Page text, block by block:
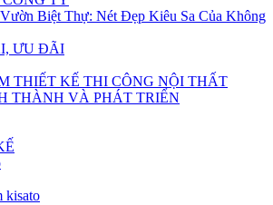
Biệt Thự: Nét Đẹp Kiêu Sa Của Không
ƯU ĐÃI
THIẾT KẾ THI CÔNG NỘI THẤT
THÀNH VÀ PHÁT TRIỂN
kisato